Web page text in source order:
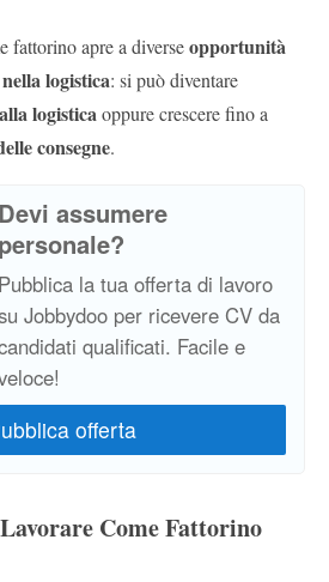
fattorino apre a diverseopportunità
logistica: si può diventare
logisticaoppure crescere fino a
consegne.
Devi assumere
personale?
Pubblica la tua offerta di lavoro
Jobbydoo per ricevere CV da
qualificati. Facile e
Come Fattorino